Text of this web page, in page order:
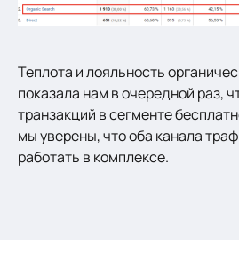
Теплота и лояльность
показала нам в очередной раз,
транзакций в сегменте
мы уверены, что оба канала
работать в комплексе.